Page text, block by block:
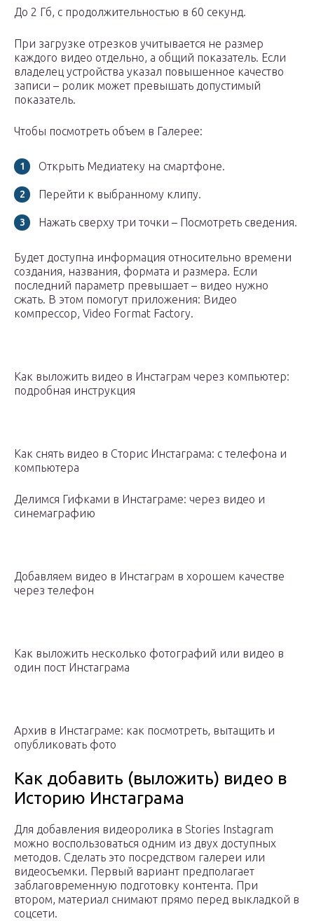
До 2 Гб, с продолжительностью в 60 секунд.
При загрузке отрезков учитывается не размер
каждого видео отдельно, а общий показатель. Если
владелец устройства указал повышенное качество
записи – ролик может превышать допустимый
показатель.
Чтобы посмотреть объем в Галерее:
Открыть Медиатеку на смартфоне.
Перейти к выбранному клипу.
Нажать сверху три точки – Посмотреть сведения.
Будет доступна информация относительно времени
создания, названия, формата и размера. Если
последний параметр превышает – видео нужно
сжать. В этом помогут приложения: Видео
компрессор, Video Format Factory.
Как выложить видео в Инстаграм через компьютер:
подробная инструкция
Как снять видео в Сторис Инстаграма: с телефона и
компьютера
Делимся Гифками в Инстаграме: через видео и
синемаграфию
Добавляем видео в Инстаграм в хорошем качестве
через телефон
Как выложить несколько фотографий или видео в
один пост Инстаграма
Архив в Инстаграме: как посмотреть, вытащить и
опубликовать фото
Как добавить (выложить) видео в
Историю Инстаграма
Для добавления видеоролика в Stories Instagram
можно воспользоваться одним из двух доступных
методов. Сделать это посредством галереи или
видеосъемки. Первый вариант предполагает
заблаговременную подготовку контента. При
втором, материал снимают прямо перед выкладкой в
соцсети.